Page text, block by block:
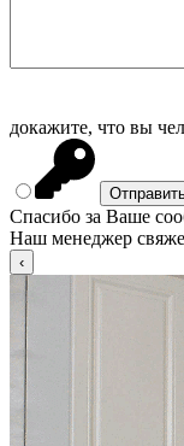
докажите, что вы
Спасибо за Ваше
Наш менеджер